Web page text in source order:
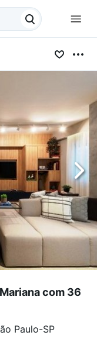
com 36
Paulo-SP